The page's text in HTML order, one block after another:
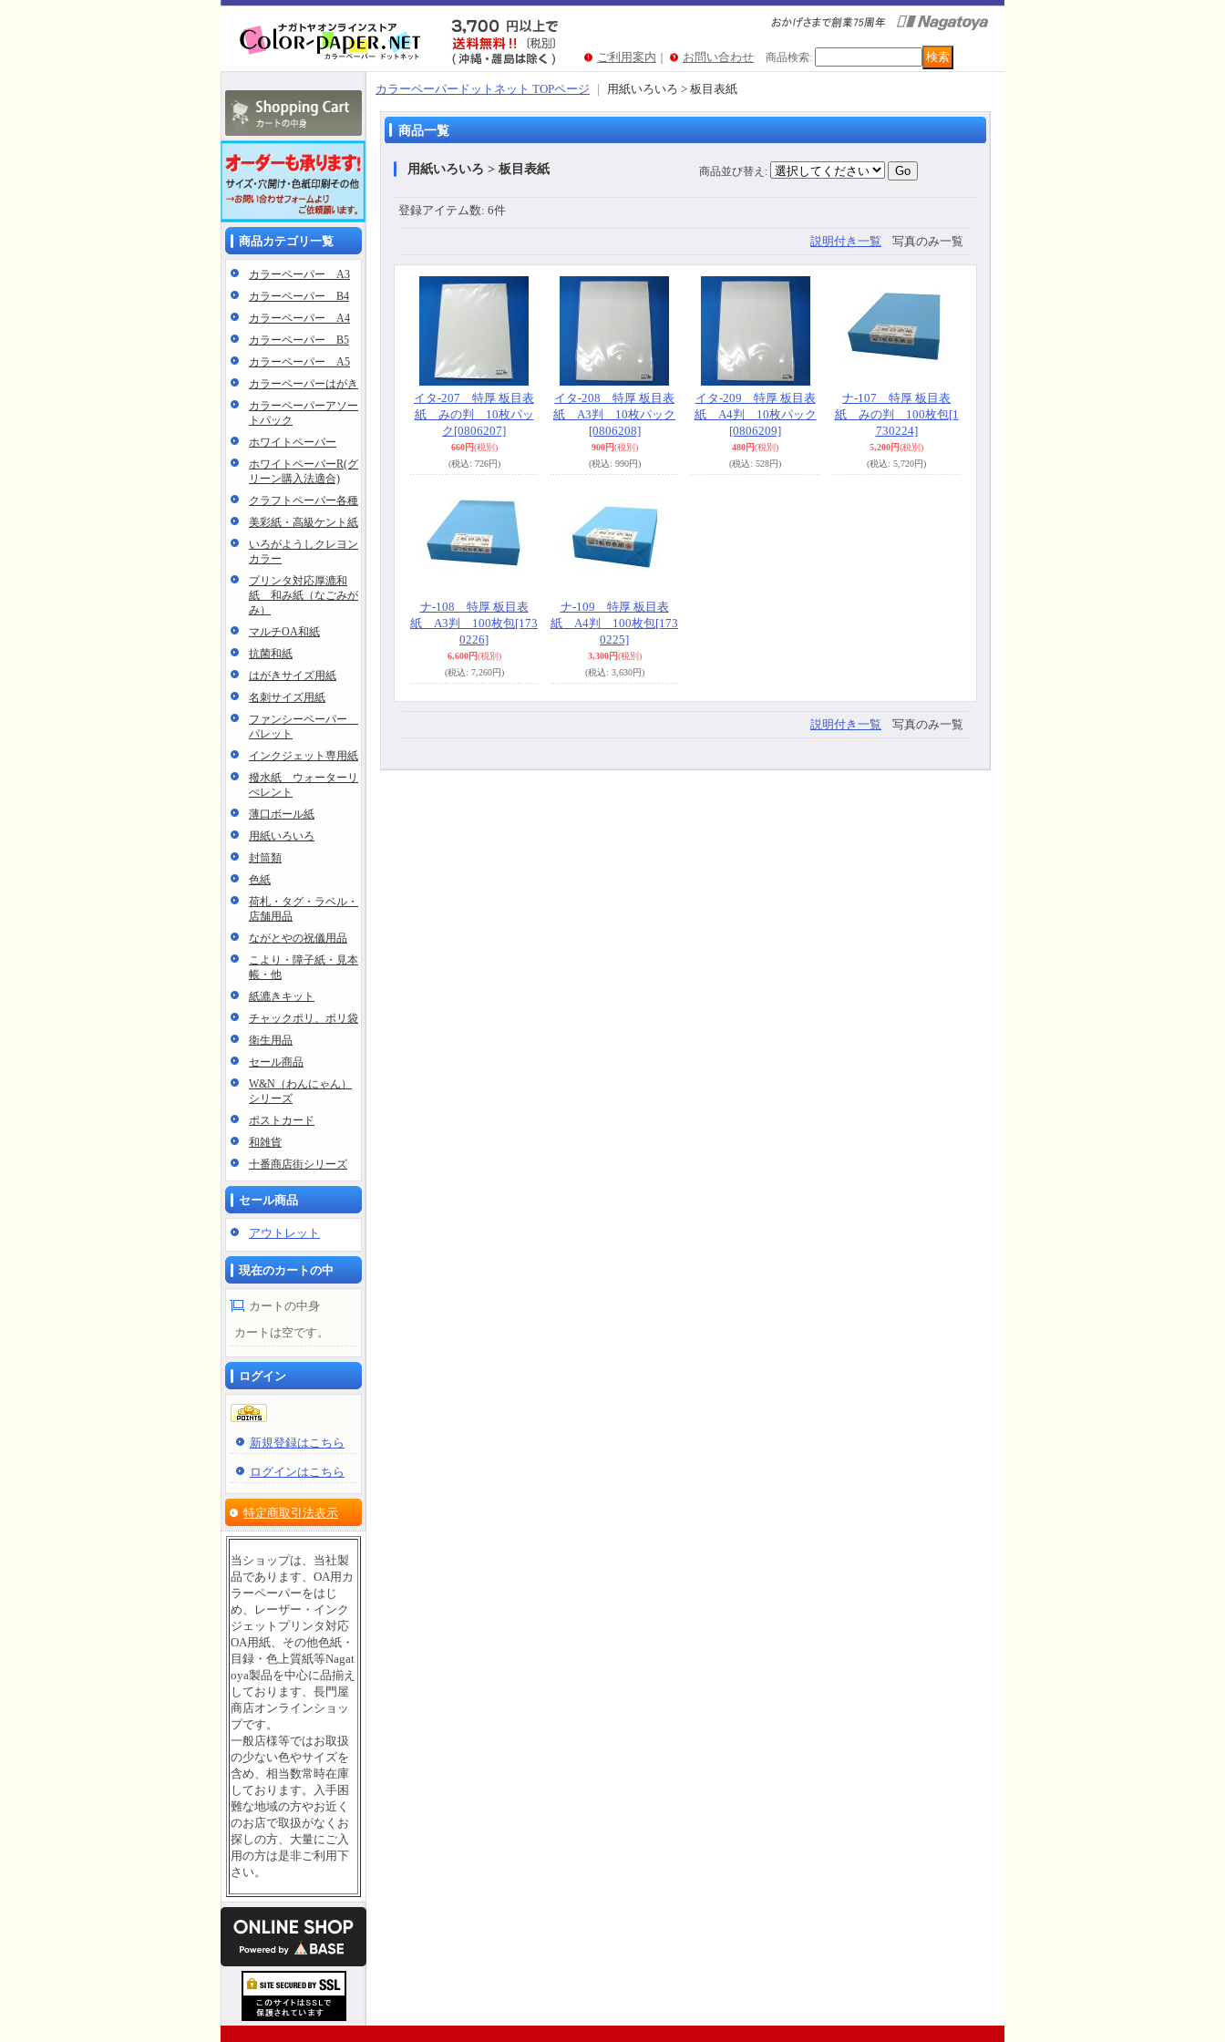
ご利用案内 お問い合わせ 商品検索:
商品カテゴリ一覧
カラーペーパー A3
カラーペーパー B4
カラーペーパー A4
カラーペーパー B5
カラーペーパー A5
カラーペーパーはがき
カラーペーパーアソー
トパック
ホワイトペーパー
ホワイトペーパーR(グ
リーン購入法適合)
クラフトペーパー各種
美彩紙・高級ケント紙
いろがようしクレヨン
カラー
プリンタ対応厚漉和
紙 和み紙（なごみが
み）
マルチOA和紙
抗菌和紙
はがきサイズ用紙
名刺サイズ用紙
ファンシーペーパー
パレット
インクジェット専用紙
撥水紙 ウォーターリ
ぺレント
薄口ボール紙
用紙いろいろ
封筒類
色紙
荷札・タグ・ラベル・
店舗用品
ながとやの祝儀用品
こより・障子紙・見本
帳・他
紙漉きキット
チャックポリ、ポリ袋
衛生用品
セール商品
W&N（わんにゃん）
シリーズ
ポストカード
和雑貨
十番商店街シリーズ
セール商品
アウトレット
現在のカートの中
カートの中身
カートは空です。
ログイン
新規登録はこちら
ログインはこちら
特定商取引法表示
当ショップは、当社製
品であります、OA用カ
ラーペーパーをはじ
め、レーザー・インク
ジェットプリンタ対応
OA用紙、その他色紙・
目録・色上質紙等Nagat
oya製品を中心に品揃え
しております、長門屋
商店オンラインショッ
プです。
一般店様等ではお取扱
の少ない色やサイズを
含め、相当数常時在庫
しております。入手困
難な地域の方やお近く
のお店で取扱がなくお
探しの方、大量にご入
用の方は是非ご利用下
さい。
カラーペーパードットネット TOPページ 用紙いろいろ > 板目表紙
商品一覧
用紙いろいろ > 板目表紙 商品並び替え :
登録アイテム数: 6件
説明付き一覧 写真のみ一覧
イタ-207 特厚 板目表
紙 みの判 10枚パッ
ク [0806207]
660円(税別)
(税込: 726円)
イタ-208 特厚 板目表
紙 A3判 10枚パック
[0806208]
900円(税別)
(税込: 990円)
イタ-209 特厚 板目表
紙 A4判 10枚パック
[0806209]
480円(税別)
(税込: 528円)
ナ-107 特厚 板目表
紙 みの判 100枚包[1
730224]
5,200円(税別)
(税込: 5,720円)
ナ-108 特厚 板目表
紙 A3判 100枚包[173
0226]
6,600円(税別)
(税込: 7,260円)
ナ-109 特厚 板目表
紙 A4判 100枚包[173
0225]
3,300円(税別)
(税込: 3,630円)
説明付き一覧 写真のみ一覧